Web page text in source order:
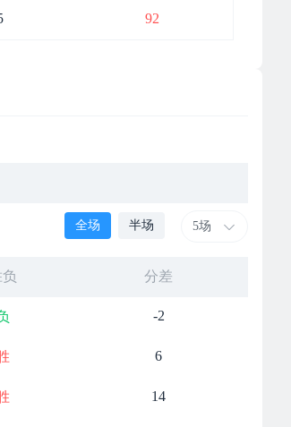
92
5场
全场 半场
负 分差
-2
6
14